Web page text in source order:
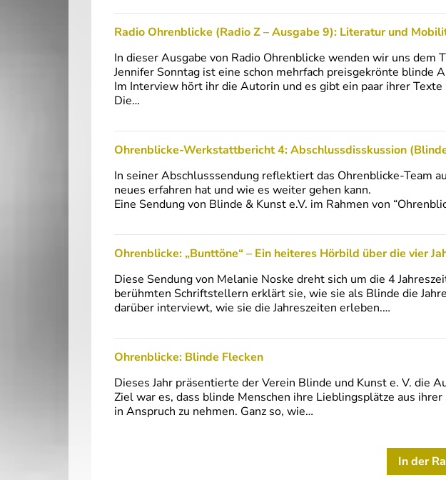
Radio Ohrenblicke (Radio Z – Ausgabe 9): Literatur und
In dieser Ausgabe von Radio Ohrenblicke wenden wir uns dem
Jennifer Sonntag ist eine schon mehrfach preisgekrönte
Im Interview hört ihr die Autorin und es gibt ein paar ihrer Texte
Die…
Ohrenblicke-Werkstattbericht 4: Abschlussdisskussion
In seiner Abschlusssendung reflektiert das Ohrenblicke-Team
neues erfahren hat und wie es weiter gehen kann.
Eine Sendung von Blinde & Kunst e.V. im Rahmen von
Ohrenblicke: „Bunttöne“ – Ein heiteres Hörbild über die vier
Diese Sendung von Melanie Noske dreht sich um die 4
berühmten Schriftstellern erklärt sie, wie sie als Blinde die
darüber interviewt, wie sie die Jahreszeiten erleben.…
Ohrenblicke: Blinde Flecken
Dieses Jahr präsentierte der Verein Blinde und Kunst e. V. die
Ziel war es, dass blinde Menschen ihre Lieblingsplätze aus
in Anspruch zu nehmen. Ganz so, wie…
In der